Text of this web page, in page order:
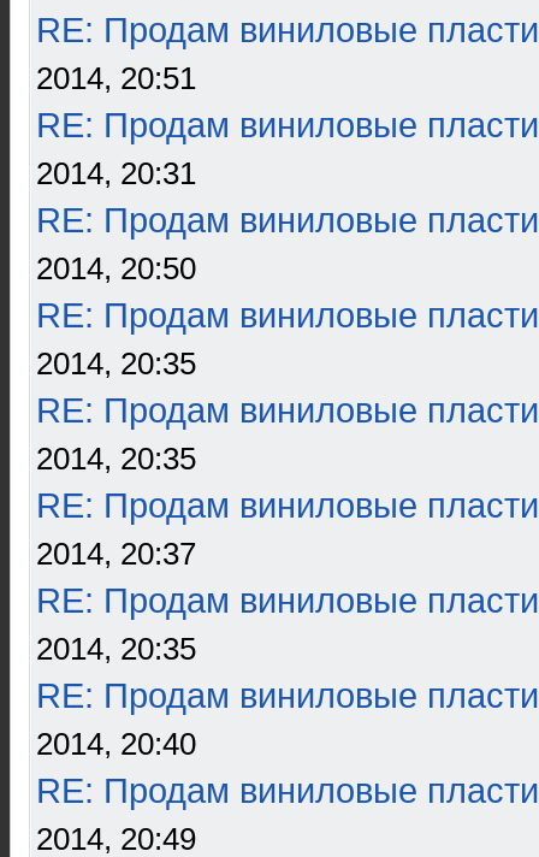
RE: Продам виниловые
2014, 20:51
RE: Продам виниловые
2014, 20:31
RE: Продам виниловые
2014, 20:50
RE: Продам виниловые
2014, 20:35
RE: Продам виниловые
2014, 20:35
RE: Продам виниловые
2014, 20:37
RE: Продам виниловые
2014, 20:35
RE: Продам виниловые
2014, 20:40
RE: Продам виниловые
2014, 20:49